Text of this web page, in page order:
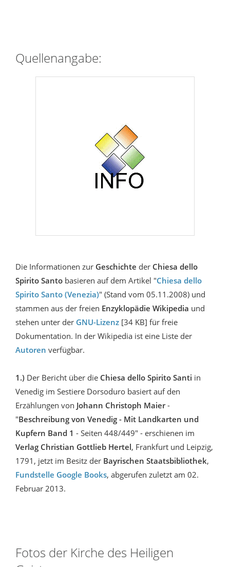
Quellenangabe:
Die Informationen zur Geschichte der Chiesa dello
Spirito Santo basieren auf dem Artikel "Chiesa dello
Spirito Santo (Venezia)" (Stand vom 05.11.2008) und
stammen aus der freien Enzyklopädie Wikipedia und
stehen unter der GNU-Lizenz [34 KB] für freie
Dokumentation. In der Wikipedia ist eine Liste der
Autoren verfügbar.
1.) Der Bericht über die Chiesa dello Spirito Santi in
Venedig im Sestiere Dorsoduro basiert auf den
Erzählungen von Johann Christoph Maier-
"Beschreibung von Venedig - Mit Landkarten und
Kupfern Band 1 - Seiten 448/449" - erschienen im
Verlag Christian Gottlieb Hertel, Frankfurt und Leipzig,
1791, jetzt im Besitz der Bayrischen Staatsbibliothek,
Fundstelle Google Books, abgerufen zuletzt am 02.
Februar 2013.
Fotos der Kirche des Heiligen